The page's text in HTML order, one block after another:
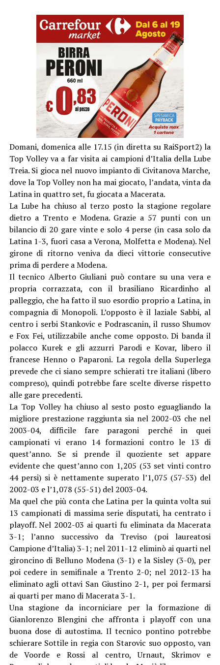
Domani, domenica alle 17.15 (in diretta su RaiSport2) la
Top Volley va a far visita ai campioni d’Italia della Lube
Treia. Si gioca nel nuovo impianto di Civitanova Marche,
dove la Top Volley non ha mai giocato, l’andata, vinta da
Latina in quattro set, fu giocata a Macerata.
La Lube ha chiuso al terzo posto la stagione regolare
dietro a Trento e Modena. Grazie a 57 punti con un
bilancio di 20 gare vinte e solo 4 perse (in casa solo da
Latina 1-3, fuori casa a Verona, Molfetta e Modena). Nel
girone di ritorno veniva da dieci vittorie consecutive
prima di perdere a Modena.
Il tecnico Alberto Giuliani può contare su una vera e
propria corrazzata, con il brasiliano Ricardinho al
palleggio, che ha fatto il suo esordio proprio a Latina, in
compagnia di Monopoli. L’opposto è il laziale Sabbi, al
centro i serbi Stankovic e Podrascanin, il russo Shumov
e Fox Fei, utilizzabile anche come opposto. Di banda il
polacco Kurek e gli azzurri Parodi e Kovar, libero il
francese Henno o Paparoni. La regola della Superlega
prevede che ci siano sempre schierati tre italiani (libero
compreso), quindi potrebbe fare scelte diverse rispetto
alle gare precedenti.
La Top Volley ha chiuso al sesto posto eguagliando la
migliore prestazione raggiunta sia nel 2002-03 che nel
2003-04, difficile fare paragoni perché in quei
campionati vi erano 14 formazioni contro le 13 di
quest’anno. Se si prende il quoziente set appare
evidente che quest’anno con 1,205 (53 set vinti contro
44 persi) si è nettamente superato l’1,075 (57-53) del
2002-03 e l’1,078 (55-51) del 2003-04.
Ma quel che più conta che Latina per la quinta volta sui
13 campionati di massima serie disputati, ha centrato i
playoff. Nel 2002-03 ai quarti fu eliminata da Macerata
3-1; l’anno successivo da Treviso (poi laureatosi
Campione d’Italia) 3-1; nel 2011-12 eliminò ai quarti nel
gironcino di Belluno Modena (3-1) e la Sisley (3-0), per
poi cedere in semifinale a Trento 2-0; nel 2012-13 ha
eliminato agli ottavi San Giustino 2-1, per poi fermarsi
ai quarti per mano di Macerata 3-1.
Una stagione da incorniciare per la formazione di
Gianlorenzo Blengini che affronta i playoff con una
buona dose di autostima. Il tecnico pontino potrebbe
schierare Sottile in regia con Starovic suo opposto, van
de Voorde e Rossi al centro, Urnaut, Skrimov e